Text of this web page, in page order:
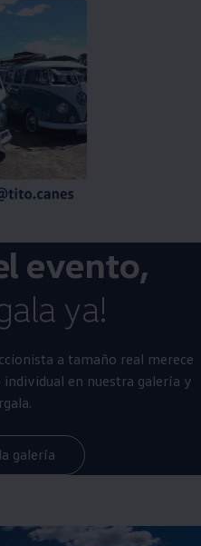
evento,
ya!
a tamaño real merece
en nuestra galería y
galería